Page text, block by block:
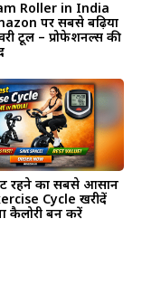
Roller in India
पर सबसे बढ़िया
टूल – प्रोफेशनल्स की
रहने का सबसे आसान
Cycle खरीदें
कैलोरी बर्न करें